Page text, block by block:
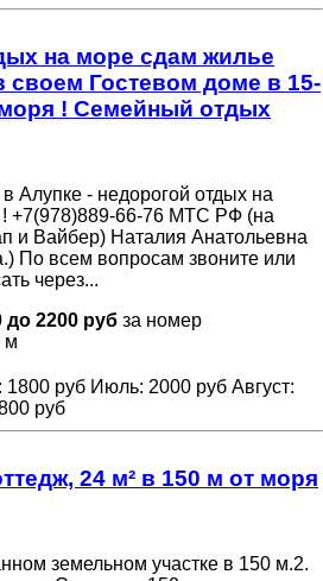
на море сдам жилье
своем Гостевом доме в 15-
! Семейный отдых
Алупке - недорогой отдых на
+7(978)889-66-76 МТС РФ (на
и Вайбер) Наталия Анатольевна
По всем вопросам звоните или
через...
до 2200 руб за номер
м
1800 руб Июль: 2000 руб Август:
руб
24 м² в 150 м от моря
земельном участке в 150 м.2.